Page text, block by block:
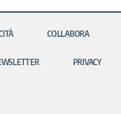
COLLABORA
PRIVACY